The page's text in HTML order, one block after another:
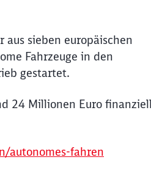
sieben europäischen
Fahrzeuge in den
gestartet.
24 Millionen Euro finanziell
autonomes-fahren